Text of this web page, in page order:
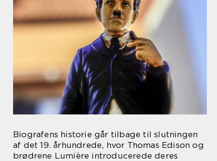
Biografens historie går tilbage til slutningen
af det 19. århundrede, hvor Thomas Edison og
brødrene Lumière introducerede deres